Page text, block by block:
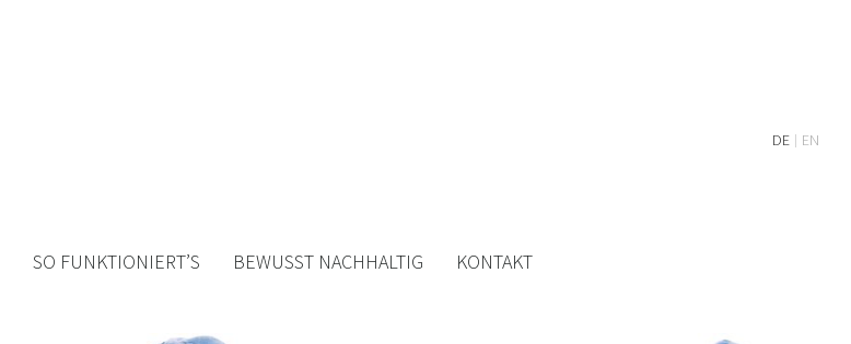
SO FUNKTIONIERT’S BEWUSST NACHHALTIG KONTAKT
DE EN